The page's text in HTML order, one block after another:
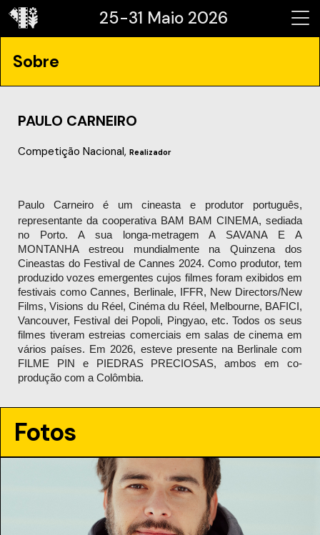
25-31 Maio 2026
Fotos
Sobre
PAULO CARNEIRO
Competição Nacional, Realizador
Paulo Carneiro é um cineasta e produtor português,
representante da cooperativa BAM BAM CINEMA, sediada
no Porto. A sua longa-metragem A SAVANA E A
MONTANHA estreou mundialmente na Quinzena dos
Cineastas do Festival de Cannes 2024. Como produtor, tem
produzido vozes emergentes cujos filmes foram exibidos em
festivais como Cannes, Berlinale, IFFR, New Directors/New
Films, Visions du Réel, Cinéma du Réel, Melbourne, BAFICI,
Vancouver, Festival dei Popoli, Pingyao, etc. Todos os seus
filmes tiveram estreias comerciais em salas de cinema em
vários países. Em 2026, esteve presente na Berlinale com
FILME PIN e PIEDRAS PRECIOSAS, ambos em co-
produção com a Colômbia.